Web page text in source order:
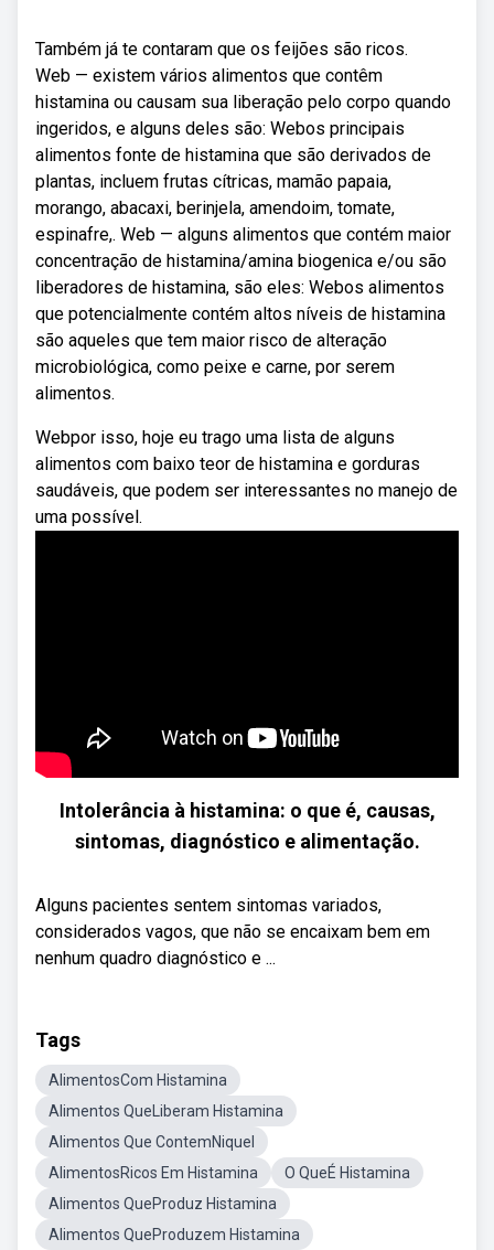
Também já te contaram que os feijões são ricos.
Web — existem vários alimentos que contêm
histamina ou causam sua liberação pelo corpo quando
ingeridos, e alguns deles são: Webos principais
alimentos fonte de histamina que são derivados de
plantas, incluem frutas cítricas, mamão papaia,
morango, abacaxi, berinjela, amendoim, tomate,
espinafre,. Web — alguns alimentos que contém maior
concentração de histamina/amina biogenica e/ou são
liberadores de histamina, são eles: Webos alimentos
que potencialmente contém altos níveis de histamina
são aqueles que tem maior risco de alteração
microbiológica, como peixe e carne, por serem
alimentos.
Webpor isso, hoje eu trago uma lista de alguns
alimentos com baixo teor de histamina e gorduras
saudáveis, que podem ser interessantes no manejo de
uma possível.
Intolerância à histamina: o que é, causas,
sintomas, diagnóstico e alimentação.
Alguns pacientes sentem sintomas variados,
considerados vagos, que não se encaixam bem em
nenhum quadro diagnóstico e ...
Tags
AlimentosCom Histamina
Alimentos QueLiberam Histamina
Alimentos Que ContemNiquel
AlimentosRicos Em Histamina
O QueÉ Histamina
Alimentos QueProduz Histamina
Alimentos QueProduzem Histamina